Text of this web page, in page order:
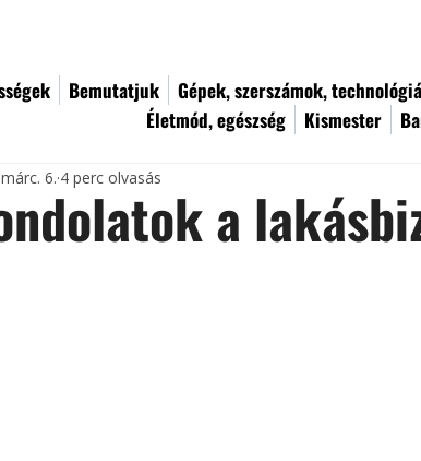
Bemutatjuk Gépek, szerszámok,
Életmód, egészség
Kismester
a
6. 4 perc olvasás